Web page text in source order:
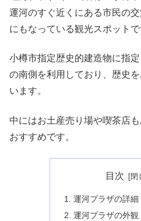
運河のすぐ近くにある市民の
にもなっている観光スポットで
小樽市指定歴史的建造物に指
の南側を利用しており、歴史
います。
中にはお土産売り場や喫茶店
おすすめです。
目次
運河プラザの詳
運河プラザの外観